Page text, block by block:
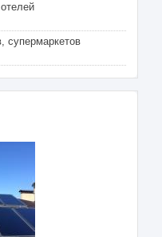
супермаркетов